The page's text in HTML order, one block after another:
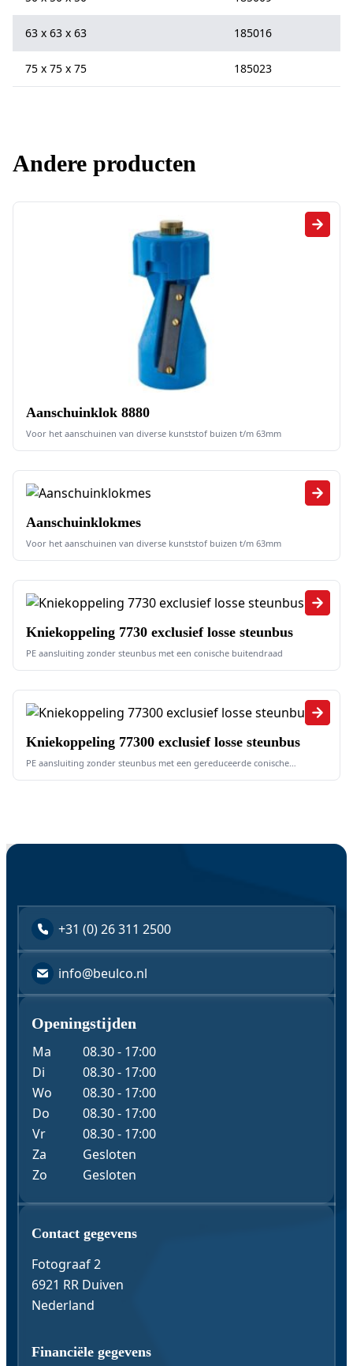
63 x 63 x 63 185016
75 x 75 x 75 185023
Andere producten
Aanschuinklok 8880
Voor het aanschuinen van diverse kunststof buizen t/m 63mm
Aanschuinklokmes
Voor het aanschuinen van diverse kunststof buizen t/m 63mm
Kniekoppeling 7730 exclusief losse steunbus
PE aansluiting zonder steunbus met een conische buitendraad
Kniekoppeling 77300 exclusief losse steunbus
PE aansluiting zonder steunbus met een gereduceerde conische
+31 (0) 26 311 2500
info@beulco.nl
Openingstijden
Ma
08.30 - 17:00
Di
08.30 - 17:00
Wo
08.30 - 17:00
Do
08.30 - 17:00
Vr
08.30 - 17:00
Za
Gesloten
Zo
Gesloten
Contact & Gegevens
Contact gegevens
Fotograaf 2
6921 RR Duiven
Nederland
Financiële gegevens